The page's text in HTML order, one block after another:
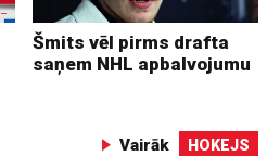
Šmits vēl pirms drafta
saņem NHL apbalvojumu
Vairāk HOKEJS